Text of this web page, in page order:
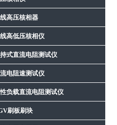
高压核相器
高低压核相仪
式直流电阻测试仪
电阻速测试仪
负载直流电阻测试仪
刷板刷块